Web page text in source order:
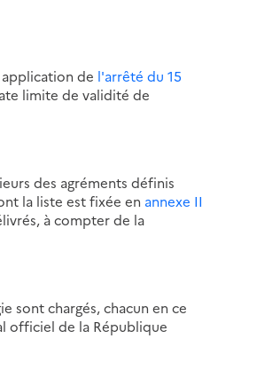
de l'arrêté du 15
limite de validité de
des agréments définis
la liste est fixée en annexe II
à compter de la
sont chargés, chacun en ce
officiel de la République